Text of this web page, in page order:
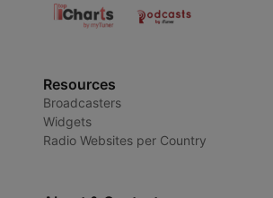
Resources
Broadcasters
Widgets
Radio Websites per Country